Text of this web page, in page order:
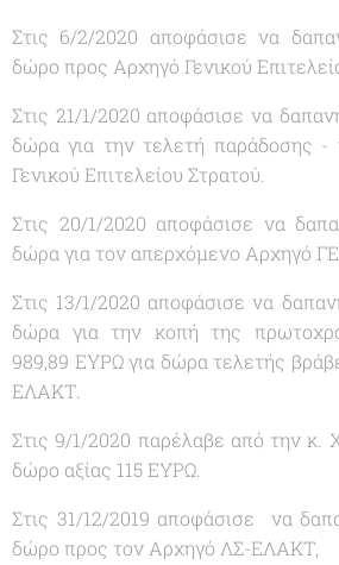
Στις 6/2/2020 αποφάσισε να
δώρο προς Αρχηγό Γενικού
Στις 21/1/2020 αποφάσισε να
δώρα για την τελετή παράδοσης -
Γενικού Επιτελείου Στρατού.
Στις 20/1/2020 αποφάσισε να
δώρα για τον απερχόμενο Αρχηγό
Στις 13/1/2020 αποφάσισε να
δώρα για την κοπή της
989,89 ΕΥΡΩ για δώρα τελετής
ΕΛΑΚΤ.
Στις 9/1/2020 παρέλαβε από την κ.
δώρο αξίας 115 ΕΥΡΩ.
Στις 31/12/2019 αποφάσισε να
δώρο προς τον Αρχηγό ΛΣ-ΕΛΑΚΤ,